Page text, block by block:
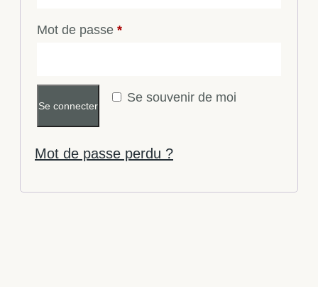
Mot de passe *
Se souvenir de moi
Se connecter
Mot de passe perdu ?